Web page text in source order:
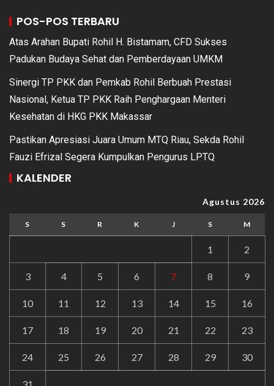
POS-POS TERBARU
Atas Arahan Bupati Rohil H. Bistamam, CFD Sukses
Padukan Budaya Sehat dan Pemberdayaan UMKM
Sinergi TP PKK dan Pemkab Rohil Berbuah Prestasi
Nasional, Ketua TP PKK Raih Penghargaan Menteri
Kesehatan di HKG PKK Makassar
Pastikan Apresiasi Juara Umum MTQ Riau, Sekda Rohil
Fauzi Efrizal Segera Kumpulkan Pengurus LPTQ
KALENDER
Agustus 2026
S S R K J S M
1 2
3 4 5 6 7 8 9
10 11 12 13 14 15 16
17 18 19 20 21 22 23
24 25 26 27 28 29 30